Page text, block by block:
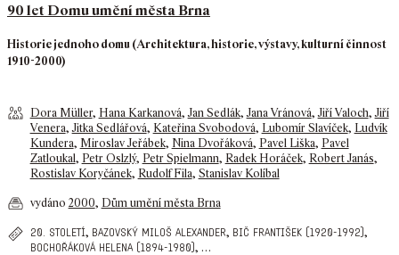
90 let Domu umění města Brna
Historie jednoho domu (Architektura, historie, výstavy, kulturní činnost
1910-2000)
Dora Müller, Hana Karkanová,Jan Sedlák,Jana Vránová,Jiří Valoch,Jiří
Venera,Jitka Sedlářová, Kateřina Svobodová, Lubomír Slavíček, Ludvík
Kundera, Miroslav Jeřábek, Nina Dvořáková, Pavel Liška, Pavel
Zatloukal, Petr Oslzlý, Petr Spielmann, Radek Horáček, Robert Janás,
Rostislav Koryčánek, Rudolf Fila, Stanislav Kolíbal
vydáno 2000, Dům umění města Brna
20. století, bazovský miloš alexander, bič františek (1920-1992),
bochořáková helena (1894-1980), …